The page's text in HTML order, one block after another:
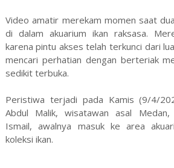
Video amatir merekam momen saat
di dalam akuarium ikan raksasa.
karena pintu akses telah terkunci dari
mencari perhatian dengan berteriak
sedikit terbuka.
Peristiwa terjadi pada Kamis (9/4/
Abdul Malik, wisatawan asal Medan,
Ismail, awalnya masuk ke area
koleksi ikan.